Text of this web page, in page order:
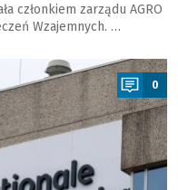
członkiem zarządu AGRO
Wzajemnych. …
0